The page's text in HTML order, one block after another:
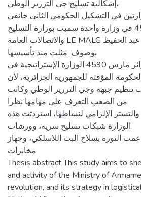
إشكالية تسليح جي التررير الوطي،
في التشكيل الحكومي الثاني جانفي
4592 في وزارة واحدة سميت بوزارة التسليح
والاتصالات العامة LE MALG ومنرت رئاستها للعقيد عبد الحفيظ
بوصوف. مثلت منذ تأسيسها
حتى استقلال الجزائر مارس 4590 الوزارة الإستراتيجية في
المؤقتة للجمهورية الجزائرية، لأن
تنظيم جبهة وجي التررير الوطي وكانت
من الصعب التعرف على مهامها نظرا
الإلزامي لنشاطها، استردثت هذه
الوزارة شبكات تسليح سرية، وورشات
الثورة بسلاح البث اللاسلكي، وجهاز
مخابرات
Thesis abstract This study aims to
and activity of the Ministry of
revolution, and its strategy in